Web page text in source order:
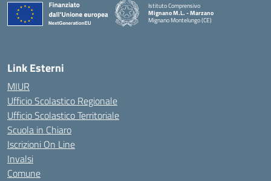
Istituto Comprensivo
Mignano M.L. - Marzano
Mignano Montelungo (CE)
— Visita la pagina iniziale della scuola
Link Esterni
MIUR
Ufficio Scolastico Regionale
Ufficio Scolastico Territoriale
Scuola in Chiaro
Iscrizioni On Line
Invalsi
Comune